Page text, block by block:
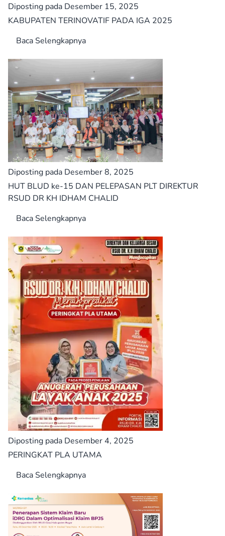
Diposting pada Desember 15, 2025
KABUPATEN TERINOVATIF PADA IGA 2025
Baca Selengkapnya
Diposting pada Desember 8, 2025
HUT BLUD ke-15 DAN PELEPASAN PLT DIREKTUR
RSUD DR KH IDHAM CHALID
Baca Selengkapnya
Diposting pada Desember 4, 2025
PERINGKAT PLA UTAMA
Baca Selengkapnya